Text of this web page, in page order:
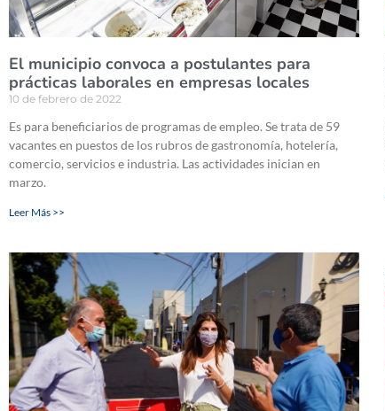
El municipio convoca a postulantes para
prácticas laborales en empresas locales
10 de febrero de 2022
Es para beneficiarios de programas de empleo. Se trata de 59
vacantes en puestos de los rubros de gastronomía, hotelería,
comercio, servicios e industria. Las actividades inician en
marzo.
Leer Más >>